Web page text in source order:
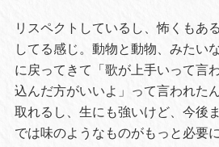
リスペクトしているし、怖くもあ
してる感じ。動物と動物、みたい
に戻ってきて「歌が上手いって言
込んだ方がいいよ」って言われた
取れるし、生にも強いけど、今後
では味のようなものがもっと必要